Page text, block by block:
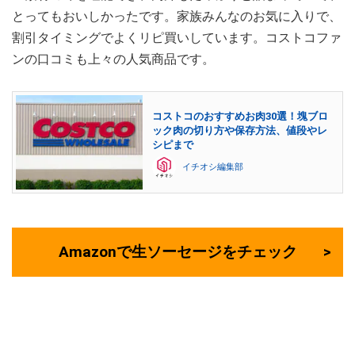
とってもおいしかったです。家族みんなのお気に入りで、
割引タイミングでよくリピ買いしています。コストコファ
ンの口コミも上々の人気商品です。
コストコのおすすめお肉30選！塊ブロ
ック肉の切り方や保存方法、値段やレ
シピまで
イチオシ編集部
Amazonで生ソーセージをチェック